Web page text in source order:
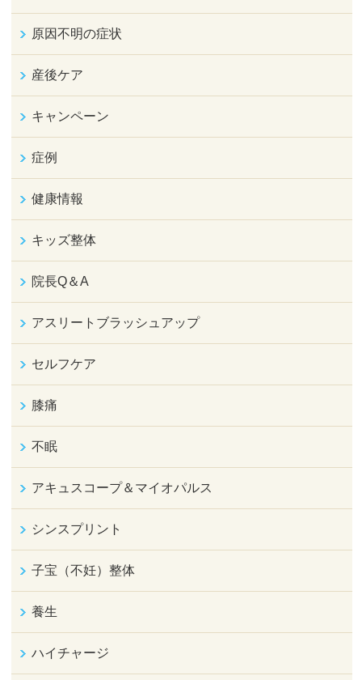
原因不明の症状
産後ケア
キャンペーン
症例
健康情報
キッズ整体
院長Q＆A
アスリートブラッシュアップ
セルフケア
膝痛
不眠
アキュスコープ＆マイオパルス
シンスプリント
子宝（不妊）整体
養生
ハイチャージ